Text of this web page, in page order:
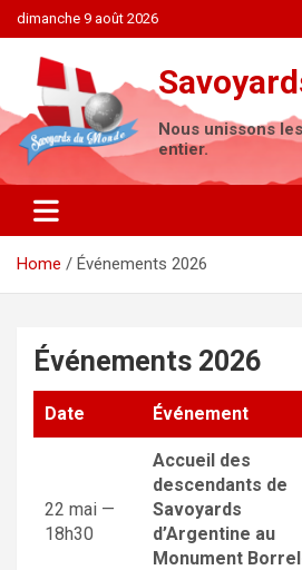
Skip
to
content
dimanche 9 août 2026
Nous unissons
entier.
Home Événements 2026
Événements 2026
Date Événement
22 mai —
18h30
Accueil des
descendants de
Savoyards
d’Argentine au
Monument